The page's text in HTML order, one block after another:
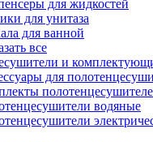
для жидкостей
для унитаза
для ванной
все
и
для
водяные